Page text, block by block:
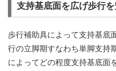
支持基底面を広げ歩行
歩行補助具によって支持基底
行の立脚期すなわち単脚支持
によってどの程度支持基底面